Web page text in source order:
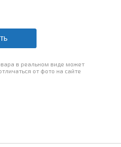
в реальном виде может
от фото на сайте